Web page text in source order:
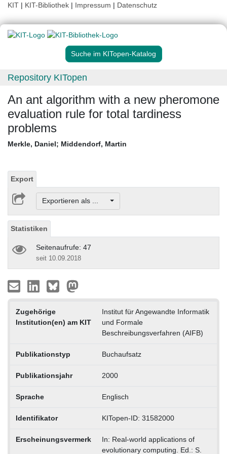
KIT | KIT-Bibliothek | Impressum | Datenschutz
Suche im KITopen-Katalog
Repository KITopen
An ant algorithm with a new pheromone
evaluation rule for total tardiness
problems
Merkle, Daniel; Middendorf, Martin
Export
Exportieren als ...
Statistiken
Seitenaufrufe: 47
seit 10.09.2018
Zugehörige
Institution(en) am KIT
Institut für Angewandte Informatik
und Formale
Beschreibungsverfahren (AIFB)
Publikationstyp Buchaufsatz
Publikationsjahr 2000
Sprache Englisch
Identifikator KITopen-ID: 31582000
Erscheinungsvermerk
In: Real-world applications of
evolutionary computing. Ed.: S.